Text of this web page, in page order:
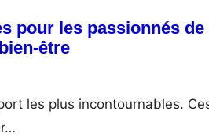
pour les passionnés de
être
les plus incontournables.